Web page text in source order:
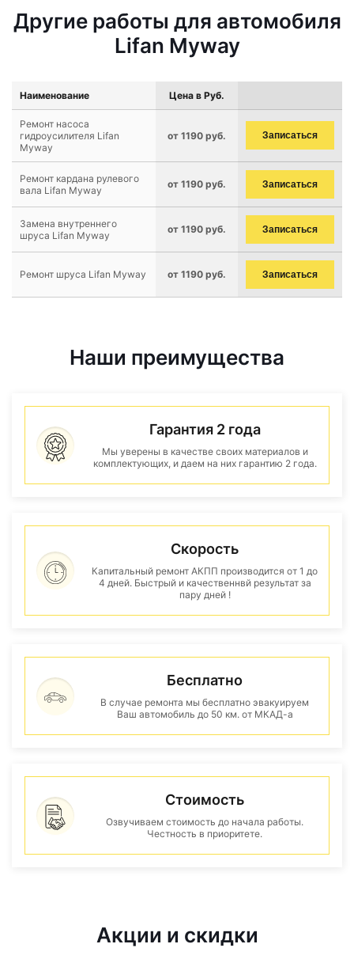
Другие работы для автомобиля
Lifan Myway
Наименование Цена в Руб.
Ремонт насоса
гидроусилителя Lifan
Myway
от 1190 руб. Записаться
Ремонт кардана рулевого
вала Lifan Myway
от 1190 руб. Записаться
Замена внутреннего
шруса Lifan Myway
от 1190 руб. Записаться
Ремонт шруса Lifan Myway от 1190 руб. Записаться
Наши преимущества
Гарантия 2 года
Мы уверены в качестве своих материалов и
комплектующих, и даем на них гарантию 2 года.
Скорость
Капитальный ремонт АКПП производится от 1 до
4 дней. Быстрый и качественнвй результат за
пару дней !
Бесплатно
В случае ремонта мы бесплатно эвакуируем
Ваш автомобиль до 50 км. от МКАД-а
Стоимость
Озвучиваем стоимость до начала работы.
Честность в приоритете.
Акции и скидки